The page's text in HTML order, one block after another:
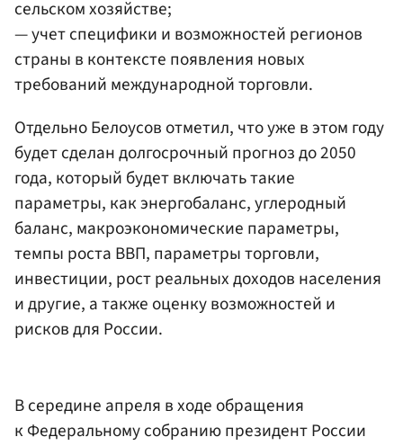
сельском хозяйстве;
— учет специфики и возможностей регионов
страны в контексте появления новых
требований международной торговли.
Отдельно Белоусов отметил, что уже в этом году
будет сделан долгосрочный прогноз до 2050
года, который будет включать такие
параметры, как энергобаланс, углеродный
баланс, макроэкономические параметры,
темпы роста ВВП, параметры торговли,
инвестиции, рост реальных доходов населения
и другие, а также оценку возможностей и
рисков для России.
В середине апреля в ходе обращения
к Федеральному собранию президент России